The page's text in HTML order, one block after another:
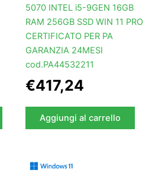
5070 INTEL i5-9GEN 16GB
RAM 256GB SSD WIN 11 PRO
CERTIFICATO PER PA
GARANZIA 24MESI
cod.PA44532211
€417,24
Aggiungi al carrello